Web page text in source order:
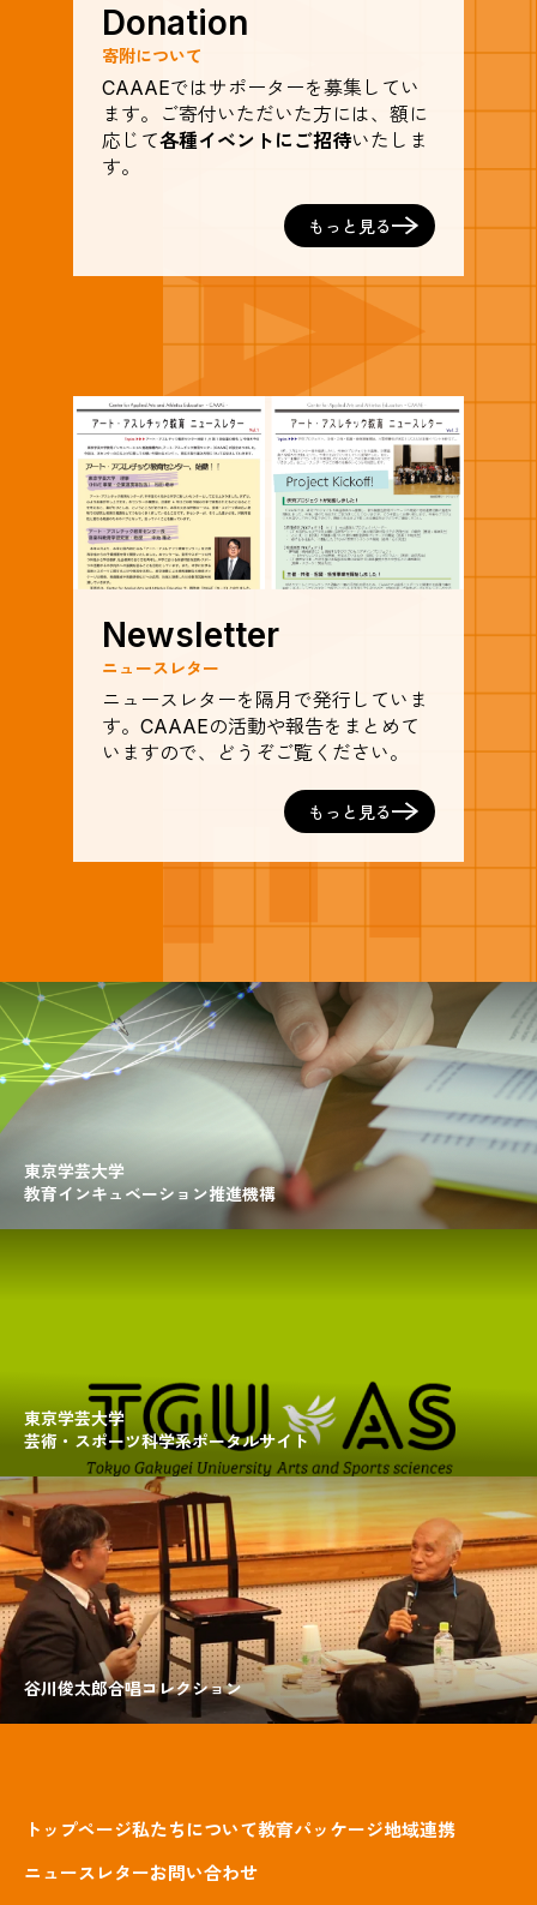
Donation
寄附について
CAAAEではサポーターを募集してい
ます。ご寄付いただいた方には、額に
応じて各種イベントにご招待いたしま
す。
もっと見る
Newsletter
ニュースレター
ニュースレターを隔月で発行していま
す。CAAAEの活動や報告をまとめて
いますので、どうぞご覧ください。
もっと見る
東京学芸大学
教育インキュベーション推進機構
東京学芸大学
芸術・スポーツ科学系ポータルサイト
谷川俊太郎合唱コレクション
トップページ私たちについて教育パッケージ地域連携
ニュースレターお問い合わせ